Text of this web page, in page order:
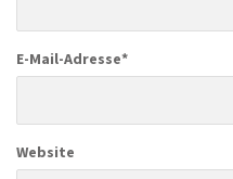
E-Mail-Adresse*
Website